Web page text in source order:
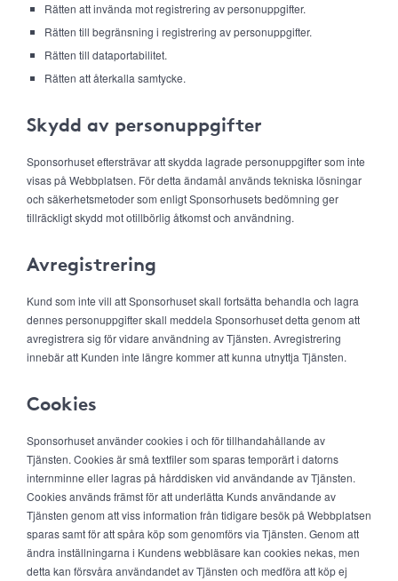
Rätten att invända mot registrering av personuppgifter.
Rätten till begränsning i registrering av personuppgifter.
Rätten till dataportabilitet.
Rätten att återkalla samtycke.
Skydd av personuppgifter
Sponsorhuset eftersträvar att skydda lagrade personuppgifter som inte
visas på Webbplatsen. För detta ändamål används tekniska lösningar
och säkerhetsmetoder som enligt Sponsorhusets bedömning ger
tillräckligt skydd mot otillbörlig åtkomst och användning.
Avregistrering
Kund som inte vill att Sponsorhuset skall fortsätta behandla och lagra
dennes personuppgifter skall meddela Sponsorhuset detta genom att
avregistrera sig för vidare användning av Tjänsten. Avregistrering
innebär att Kunden inte längre kommer att kunna utnyttja Tjänsten.
Cookies
Sponsorhuset använder cookies i och för tillhandahållande av
Tjänsten. Cookies är små textfiler som sparas temporärt i datorns
internminne eller lagras på hårddisken vid användande av Tjänsten.
Cookies används främst för att underlätta Kunds användande av
Tjänsten genom att viss information från tidigare besök på Webbplatsen
sparas samt för att spåra köp som genomförs via Tjänsten. Genom att
ändra inställningarna i Kundens webbläsare kan cookies nekas, men
detta kan försvåra användandet av Tjänsten och medföra att köp ej